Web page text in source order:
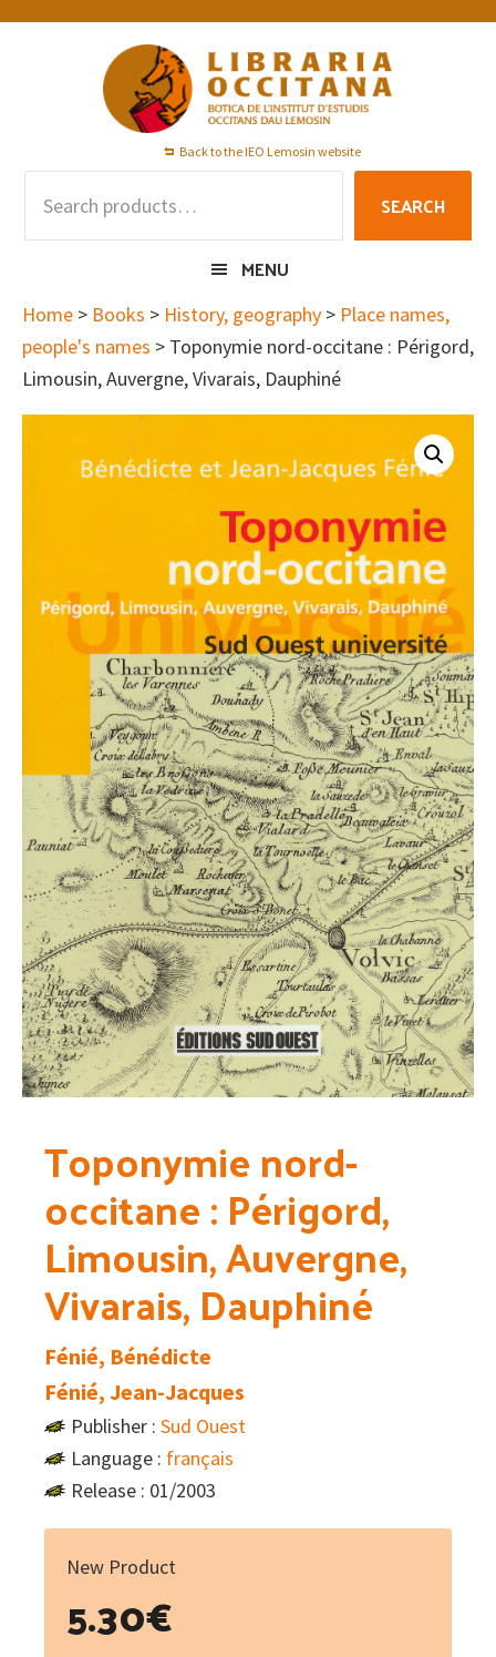
Skip
Skip
Skip
Back to the IEO Lemosin website
SEARCH
MENU
Home > Books > History, geography > Place names,
people's names > Toponymie nord-occitane : Périgord,
Limousin, Auvergne, Vivarais, Dauphiné
Toponymie nord-
occitane : Périgord,
Limousin, Auvergne,
Vivarais, Dauphiné
Fénié, Bénédicte
Fénié, Jean-Jacques
Publisher : Sud Ouest
Language : français
Release : 01/2003
New Product
5.30€